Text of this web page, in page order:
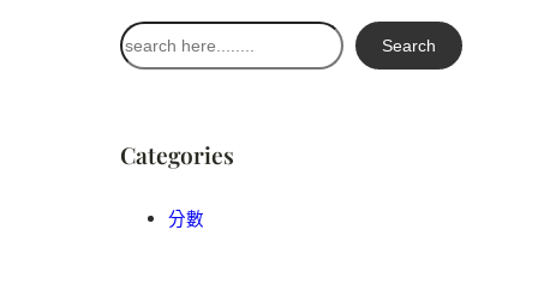
搜
尋
Search
Categories
分數